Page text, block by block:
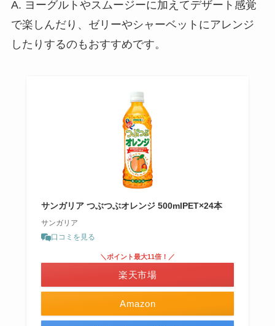
A. ヨーグルトやスムージーに加えてデザート感覚
で楽しんだり、ゼリーやシャーベットにアレンジ
したりするのもおすすめです。
サンガリア つぶつぶオレンジ 500mlPET×24本
サンガリア
口コミを見る
Amazon
＼ポイント最大11倍！／
楽天市場